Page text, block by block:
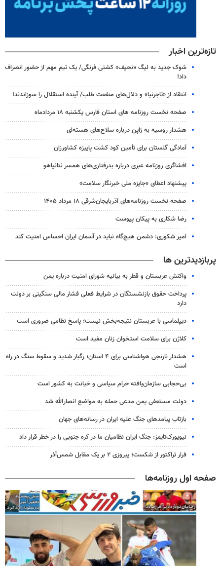
تازه‌ترین اخبار
شوک جدید به لیگ «نحیف» کشتی فرنگی/ یک تیم مهم از حضور انصراف
داد!
انتقاد از «تاجرنیا» و دلال‌های منفعت طلب/ آینده استقلال را سوزاندند!
صفحه نخست روزنامه های استان فارس یکشنبه ۱۸ مردادماه
هشدار روسیه به ژاپن درباره سلاح‌های هسته‌ای
آمادگی گلستان برای تأمین کود کشت پاییزه کشاورزان
افشاگری روزنامه عبری درباره بدرفتاری‌های همسر نتانیاهو
پیشنهاد اعطای «جایزه ملی خبرنگار سلامت»
صفحه نخست روزنامه‌های آذربایجان‌شرقی ۱۸ مرداد ۱۴۰۵
رضا شکاری به پیکان پیوست
امیر شکوری: دشمن هیچ‌گاه نباید در آسمان ایران احساس امنیت کند
پربازدیدترین ها
واکنش عربستان و قطر به بیانیه شورای امنیت درباره یمن
پرداخت حقوق بازنشستگان در شرایط فعلی فشار مالی سنگینی بر دولت
دارد
دیپلماسی با عربستان نتیجه‌بخش نیست؛ پاسخ نظامی ضروری است
کلاژن برای سلامت استخوان زنان مفید است
هشدار نارنجی هواشناسی برای ۴ استان؛ رگبار شدید و سقوط سنگ در راه
است
بی‌حجابی سازمان‌یافته حرام سیاسی و خیانت به کشور است
دولت مستعفی یمن مدعی حمله به مواضع انصارالله شد
بازتاب پیامدهای جنگ علیه ایران در رسانه‌های جهان
نیویورک‌تایمز: جنگ ایران نظامیان ما در کره جنوبی را در خطر قرار داد
فرار تراکتور از شکست؛ پیروزی ۲ بر یک مقابل شمس‌آذر
صفحه اول روزنامه‌ها